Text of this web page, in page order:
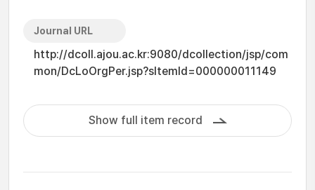
Journal URL
http://dcoll.ajou.ac.kr:9080/dcollection/jsp/com
mon/DcLoOrgPer.jsp?sItemId=000000011149
Show full item record